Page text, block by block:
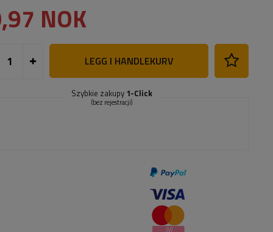
NOK
LEGG I HANDLEKURV
Szybkie zakupy 1-Click
(bez rejestracji)